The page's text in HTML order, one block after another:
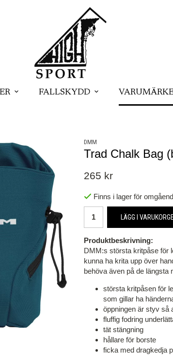
FALLSKYDD
DMM
Trad Chalk Bag
265 kr
Finns i lager för
LÄGG I
Produktbeskrivning:
DMM:s största kritpåse för
kunna ha krita upp över
behöva även på de längsta
största kritpåsen för
som gillar ha
öppningen är styv så
fluffig fodring
tät stängning
hållare för borste
ficka med dragkedja